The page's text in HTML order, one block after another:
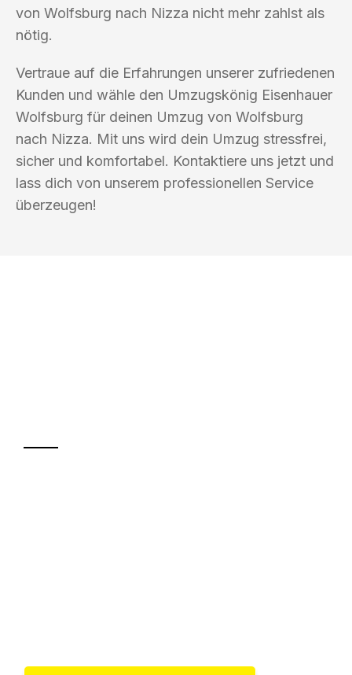
von Wolfsburg nach Nizza nicht mehr zahlst als
nötig.
Vertraue auf die Erfahrungen unserer zufriedenen
Kunden und wähle den Umzugskönig Eisenhauer
Wolfsburg für deinen Umzug von Wolfsburg
nach Nizza. Mit uns wird dein Umzug stressfrei,
sicher und komfortabel. Kontaktiere uns jetzt und
lass dich von unserem professionellen Service
überzeugen!